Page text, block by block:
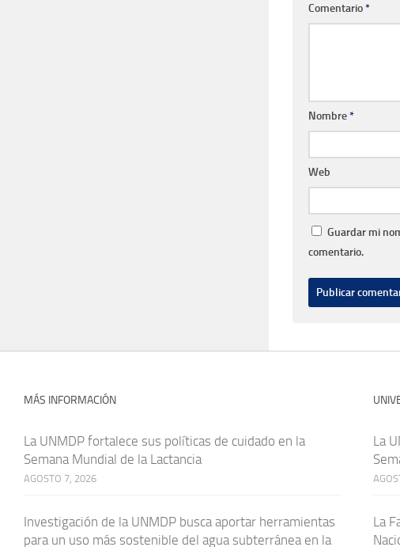
Comentario*
Nombre*
Web
Guardar mi
comentario.
MÁS INFORMACIÓN
La UNMDP fortalece sus políticas de cuidado en la
Semana Mundial de la Lactancia
AGOSTO 7, 2026
Investigación de la UNMDP busca aportar herramientas
para un uso más sostenible del agua subterránea en la
La
La